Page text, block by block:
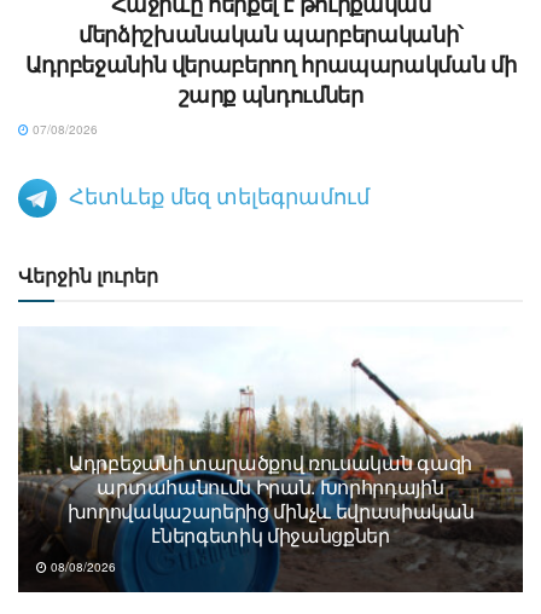
մերձիշխանական պարբերականի՝
Ադրբեջանին վերաբերող հրապարակման մի
շարք պնդումներ
07/08/2026
Հետևեք մեզ տելեգրամում
Վերջին լուրեր
Ադրբեջանի տարածքով ռուսական գազի
արտահանումն Իրան. Խորհրդային
խողովակաշարերից մինչև եվրասիական
էներգետիկ միջանցքներ
08/08/2026